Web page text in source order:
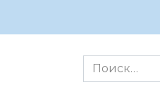
Search
for: